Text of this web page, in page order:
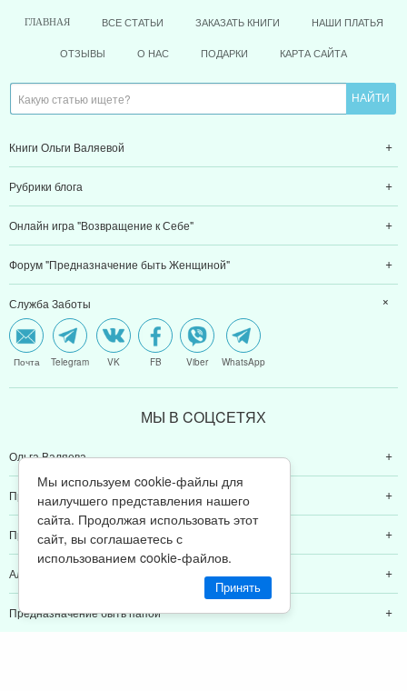
ГЛАВНАЯ ВСЕ СТАТЬИ ЗАКАЗАТЬ КНИГИ НАШИ ПЛАТЬЯ
ОТЗЫВЫ О НАС ПОДАРКИ КАРТА САЙТА
Книги Ольги Валяевой
Рубрики блога
Онлайн игра "Возвращение к Себе"
Форум "Предназначение быть Женщиной"
Служба Заботы
Почта Telegram VK FB Viber WhatsApp
МЫ В CОЦCЕТЯХ
Ольга Валяева
Предназначение быть женщиной
Предназначение быть мамой
Алексей Валяев
Предназначение быть папой
Мы используем cookie-файлы для
наилучшего представления нашего
сайта. Продолжая использовать этот
сайт, вы соглашаетесь с
использованием cookie-файлов.
Принять